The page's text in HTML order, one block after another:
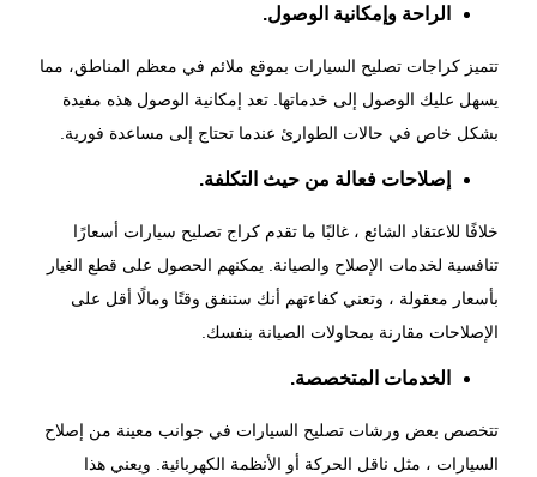
الراحة وإمكانية الوصول.
تتميز كراجات تصليح السيارات بموقع ملائم في معظم المناطق، مما
يسهل عليك الوصول إلى خدماتها. تعد إمكانية الوصول هذه مفيدة
بشكل خاص في حالات الطوارئ عندما تحتاج إلى مساعدة فورية.
إصلاحات فعالة من حيث التكلفة.
خلافًا للاعتقاد الشائع ، غالبًا ما تقدم كراج تصليح سيارات أسعارًا
تنافسية لخدمات الإصلاح والصيانة. يمكنهم الحصول على قطع الغيار
بأسعار معقولة ، وتعني كفاءتهم أنك ستنفق وقتًا ومالًا أقل على
الإصلاحات مقارنة بمحاولات الصيانة بنفسك.
الخدمات المتخصصة.
تتخصص بعض ورشات تصليح السيارات في جوانب معينة من إصلاح
السيارات ، مثل ناقل الحركة أو الأنظمة الكهربائية. ويعني هذا